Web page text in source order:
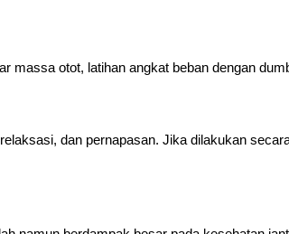
massa otot, latihan angkat beban dengan
dan pernapasan. Jika dilakukan